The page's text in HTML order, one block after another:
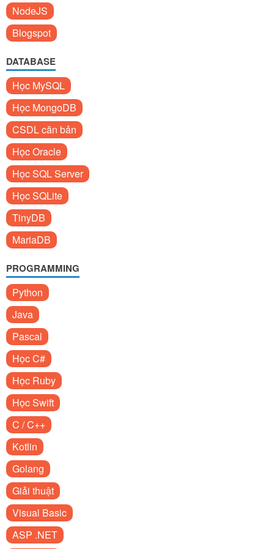
NodeJS
Blogspot
DATABASE
Học MySQL
Học MongoDB
CSDL căn bản
Học Oracle
Học SQL Server
Học SQLite
TinyDB
MariaDB
PROGRAMMING
Python
Java
Pascal
Học C#
Học Ruby
Học Swift
C / C++
Kotlin
Golang
Giải thuật
Visual Basic
ASP .NET